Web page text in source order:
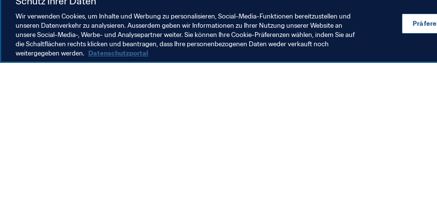
Wir verwenden Cookies, um Inhalte und Werbung zu personalisieren, Social-Media-Funktionen bereitzustellen und
unseren Datenverkehr zu analysieren. Ausserdem geben wir Informationen zu Ihrer Nutzung unserer Website an
unsere Social-Media-, Werbe- und Analysepartner weiter. Sie können Ihre Cookie-Präferenzen wählen, indem Sie auf
die Schaltflächen rechts klicken und beantragen, dass Ihre personenbezogenen Daten weder verkauft noch
weitergegeben werden. Datenschutzportal